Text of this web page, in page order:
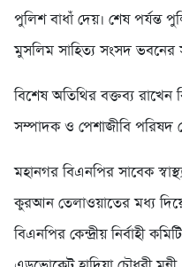
পুলিশ বাধাঁ দেয়। শেষ পর্যন্ত
মুসলিম সাহিত্য সংসদ ভবনের
বিশেষ অতিথির বক্তব্য রাখেন
সম্পাদক ও পেশাজীবি পরিষদ
মহানগর বিএনপির সাবেক
কুরআন তেলাওয়াতের মধ্য
বিএনপির কেন্দ্রীয় নির্বাহী